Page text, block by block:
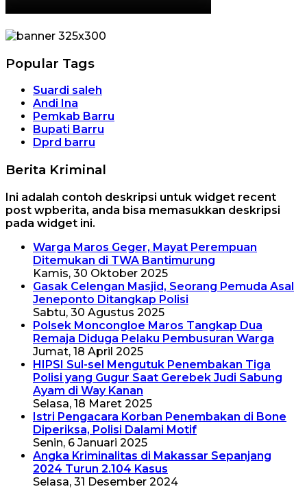
Popular Tags
Suardi saleh
Andi Ina
Pemkab Barru
Bupati Barru
Dprd barru
Berita Kriminal
Ini adalah contoh deskripsi untuk widget recent
post wpberita, anda bisa memasukkan deskripsi
pada widget ini.
Warga Maros Geger, Mayat Perempuan
Ditemukan di TWA Bantimurung
Kamis, 30 Oktober 2025
Gasak Celengan Masjid, Seorang Pemuda Asal
Jeneponto Ditangkap Polisi
Sabtu, 30 Agustus 2025
Polsek Moncongloe Maros Tangkap Dua
Remaja Diduga Pelaku Pembusuran Warga
Jumat, 18 April 2025
HIPSI Sul-sel Mengutuk Penembakan Tiga
Polisi yang Gugur Saat Gerebek Judi Sabung
Ayam di Way Kanan
Selasa, 18 Maret 2025
Istri Pengacara Korban Penembakan di Bone
Diperiksa, Polisi Dalami Motif
Senin, 6 Januari 2025
Angka Kriminalitas di Makassar Sepanjang
2024 Turun 2.104 Kasus
Selasa, 31 Desember 2024